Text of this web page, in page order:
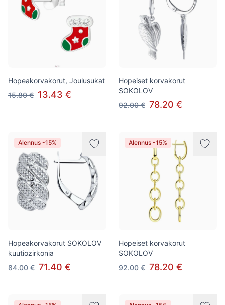
Hopeakorvakorut, Joulusukat
15.80 € 13.43 €
Hopeiset korvakorut
SOKOLOV
92.00 € 78.20 €
Alennus -15%
Hopeakorvakorut SOKOLOV
kuutiozirkonia
84.00 € 71.40 €
Alennus -15%
Hopeiset korvakorut
SOKOLOV
92.00 € 78.20 €